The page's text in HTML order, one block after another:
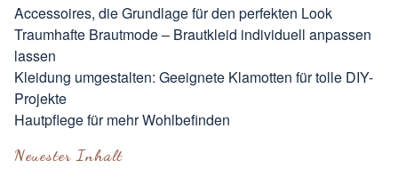
Accessoires, die Grundlage für den perfekten Look
Traumhafte Brautmode – Brautkleid individuell anpassen
lassen
Kleidung umgestalten: Geeignete Klamotten für tolle DIY-
Projekte
Hautpflege für mehr Wohlbefinden
Neuester Inhalt